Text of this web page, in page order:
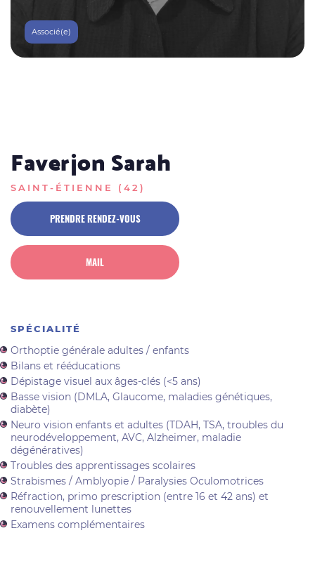
Associé(e)
Faverjon Sarah
SAINT-ÉTIENNE (42)
PRENDRE RENDEZ-VOUS
MAIL
SPÉCIALITÉ
Orthoptie générale adultes / enfants
Bilans et rééducations
Dépistage visuel aux âges-clés (<5 ans)
Basse vision (DMLA, Glaucome, maladies génétiques,
diabète)
Neuro vision enfants et adultes (TDAH, TSA, troubles du
neurodéveloppement, AVC, Alzheimer, maladie
dégénératives)
Troubles des apprentissages scolaires
Strabismes / Amblyopie / Paralysies Oculomotrices
Réfraction, primo prescription (entre 16 et 42 ans) et
renouvellement lunettes
Examens complémentaires